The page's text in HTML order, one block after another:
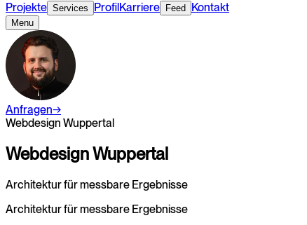
Projekte Services ProfilKarriere Feed Kontakt
Menu
Anfragen→
Webdesign Wuppertal
WebdesignWuppertal
Architektur für messbare Ergebnisse
Architekturfürmessbare Ergebnisse